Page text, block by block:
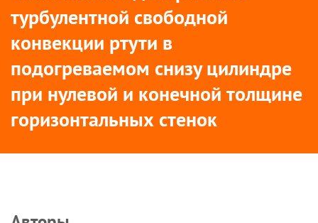
турбулентной свободной
конвекции ртути в
подогреваемом снизу цилиндре
при нулевой и конечной толщине
горизонтальных стенок